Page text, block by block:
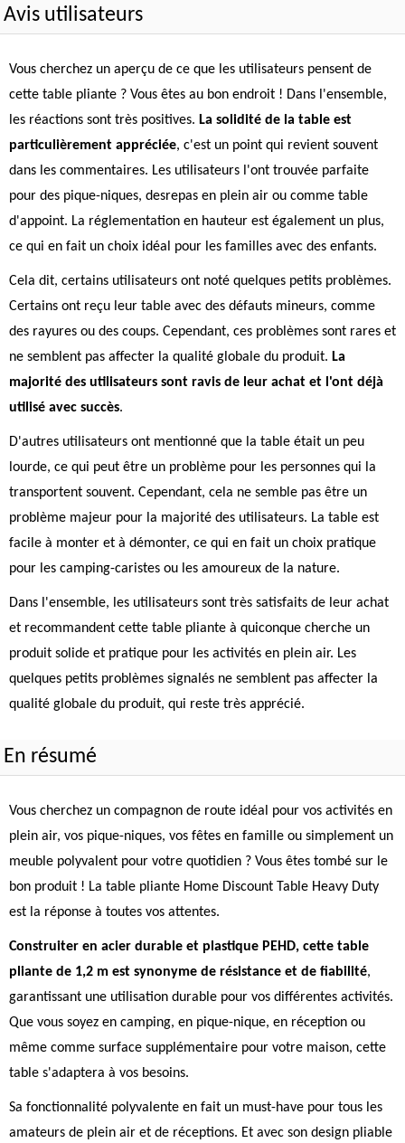
Avis utilisateurs
Vous cherchez un aperçu de ce que les utilisateurs pensent de
cette table pliante ? Vous êtes au bon endroit ! Dans l'ensemble,
les réactions sont très positives. La solidité de la table est
particulièrement appréciée, c'est un point qui revient souvent
dans les commentaires. Les utilisateurs l'ont trouvée parfaite
pour des pique-niques, desrepas en plein air ou comme table
d'appoint. La réglementation en hauteur est également un plus,
ce qui en fait un choix idéal pour les familles avec des enfants.
Cela dit, certains utilisateurs ont noté quelques petits problèmes.
Certains ont reçu leur table avec des défauts mineurs, comme
des rayures ou des coups. Cependant, ces problèmes sont rares et
ne semblent pas affecter la qualité globale du produit. La
majorité des utilisateurs sont ravis de leur achat et l'ont déjà
utilisé avec succès.
D'autres utilisateurs ont mentionné que la table était un peu
lourde, ce qui peut être un problème pour les personnes qui la
transportent souvent. Cependant, cela ne semble pas être un
problème majeur pour la majorité des utilisateurs. La table est
facile à monter et à démonter, ce qui en fait un choix pratique
pour les camping-caristes ou les amoureux de la nature.
Dans l'ensemble, les utilisateurs sont très satisfaits de leur achat
et recommandent cette table pliante à quiconque cherche un
produit solide et pratique pour les activités en plein air. Les
quelques petits problèmes signalés ne semblent pas affecter la
qualité globale du produit, qui reste très apprécié.
En résumé
Vous cherchez un compagnon de route idéal pour vos activités en
plein air, vos pique-niques, vos fêtes en famille ou simplement un
meuble polyvalent pour votre quotidien ? Vous êtes tombé sur le
bon produit ! La table pliante Home Discount Table Heavy Duty
est la réponse à toutes vos attentes.
Construiter en acier durable et plastique PEHD, cette table
pliante de 1,2 m est synonyme de résistance et de fiabilité,
garantissant une utilisation durable pour vos différentes activités.
Que vous soyez en camping, en pique-nique, en réception ou
même comme surface supplémentaire pour votre maison, cette
table s'adaptera à vos besoins.
Sa fonctionnalité polyvalente en fait un must-have pour tous les
amateurs de plein air et de réceptions. Et avec son design pliable